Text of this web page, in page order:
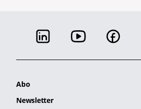
Abo
Newsletter